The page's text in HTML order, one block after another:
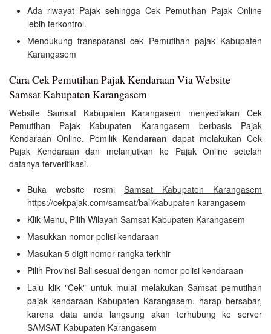
Ada riwayat Pajak sehingga Cek Pemutihan Pajak Online
lebih terkontrol.
Mendukung transparansi cek Pemutihan pajak Kabupaten
Karangasem
Cara Cek Pemutihan Pajak Kendaraan Via Website
Samsat Kabupaten Karangasem
Website Samsat Kabupaten Karangasem menyediakan Cek
Pemutihan Pajak Kabupaten Karangasem berbasis Pajak
Kendaraan Online. Pemilik Kendaraan dapat melakukan Cek
Pajak Kendaraan dan melanjutkan ke Pajak Online setelah
datanya terverifikasi.
Buka website resmi Samsat Kabupaten Karangasem
https://cekpajak.com/samsat/bali/kabupaten-karangasem
Klik Menu, Pilih Wilayah Samsat Kabupaten Karangasem
Masukkan nomor polisi kendaraan
Masukan 5 digit nomor rangka terkhir
Pilih Provinsi Bali sesuai dengan nomor polisi kendaraan
Lalu klik "Cek" untuk mulai melakukan Samsat pemutihan
pajak kendaraan Kabupaten Karangasem. harap bersabar,
karena data anda langsung akan terhubung ke server
SAMSAT Kabupaten Karangasem